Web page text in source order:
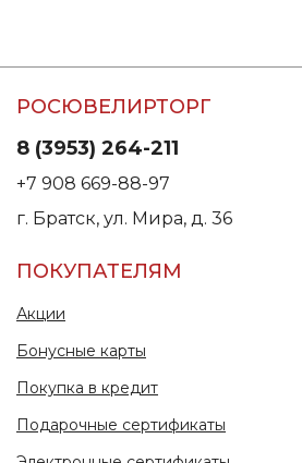
РОСЮВЕЛИРТОРГ
8 (3953) 264-211
+7 908 669-88-97
г. Братск, ул. Мира, д. 36
ПОКУПАТЕЛЯМ
Акции
Бонусные карты
Покупка в кредит
Подарочные сертификаты